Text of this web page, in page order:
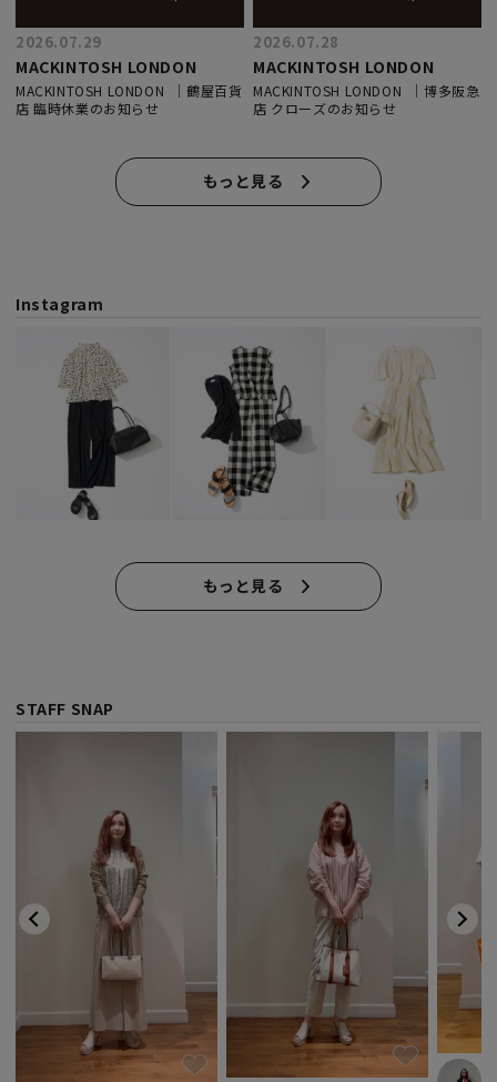
2026.07.29
MACKINTOSH LONDON
MACKINTOSH LONDON ｜鶴屋百貨
店 臨時休業のお知らせ
2026.07.28
MACKINTOSH LONDON
MACKINTOSH LONDON ｜博多阪急
店 クローズのお知らせ
もっと見る
Instagram
もっと見る
STAFF SNAP